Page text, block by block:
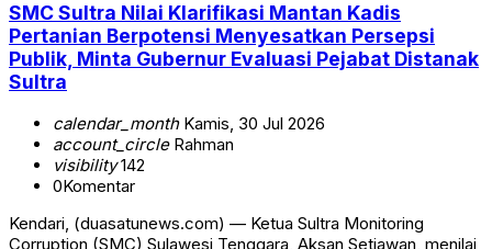
SMC Sultra Nilai Klarifikasi Mantan Kadis
Pertanian Berpotensi Menyesatkan Persepsi
Publik, Minta Gubernur Evaluasi Pejabat Distanak
Sultra
calendar_monthKamis, 30 Jul 2026
account_circleRahman
visibility142
0Komentar
‎‎Kendari, (duasatunews.com) — Ketua Sultra Monitoring
Corruption (SMC) Sulawesi Tenggara, Aksan Setiawan, menilai